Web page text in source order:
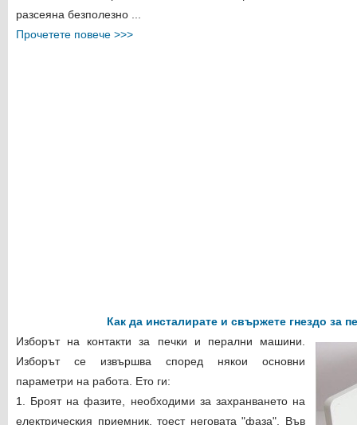
разсеяна безполезно ...
Прочетете повече >>>
Как да инсталирате и свържете гнездо за
Изборът на контакти за печки и перални машини.
Изборът се извършва според някои основни
параметри на работа. Ето ги:
1. Броят на фазите, необходими за захранването на
електрическия приемник, тоест неговата "фаза". Във